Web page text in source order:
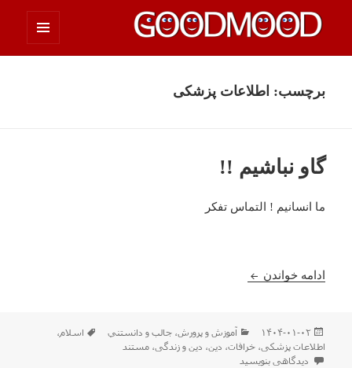
چیزای خووب مووب
برچسب: اطلاعات پزشکی
گاو نباشیم !!
ما انسانیم ! التماس تفکر
ادامه خواندن گاو نباشیم !!
ارسال
شده
در
۱۴۰۴-۰۱-۰۲ دسته‌ها
آموزش و پرورش،جالب و دانستني برچسب‌ها
اسلام،
اطلاعات پزشکی،خرافات، دین، دین و زندگی،مستند
برای گاو نباشیم !!
دیدگاهی بنویسید